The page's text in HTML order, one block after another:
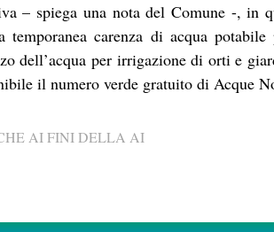
– spiega una nota del Comune -, in
carenza di acqua
dell’acqua per irrigazione di orti e
il numero verde gratuito di Acque
AI FINI DELLA AI